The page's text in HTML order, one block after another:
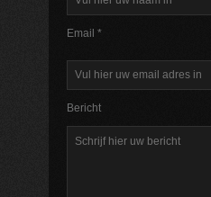
Email *
Bericht